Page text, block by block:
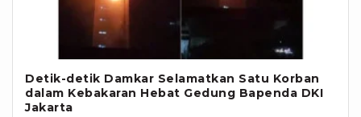
Detik-detik Damkar Selamatkan Satu Korban
dalam Kebakaran Hebat Gedung Bapenda DKI
Jakarta